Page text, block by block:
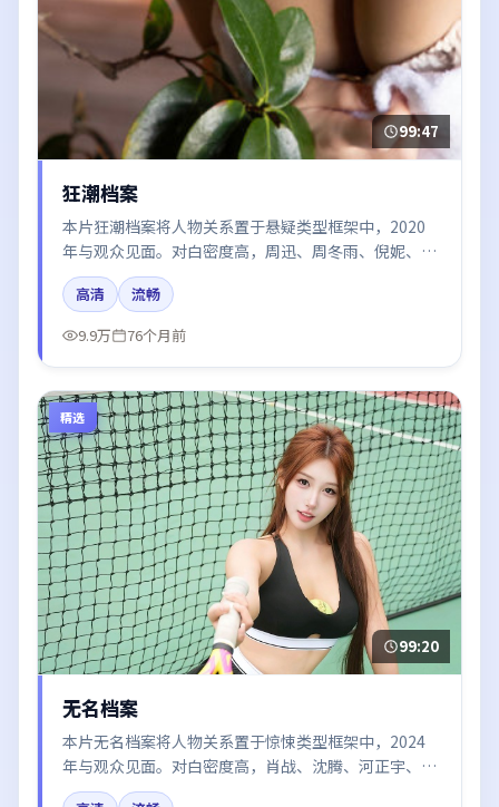
99:47
狂潮档案
本片狂潮档案将人物关系置于悬疑类型框架中，2020
年与观众见面。对白密度高，周迅、周冬雨、倪妮、汤
唯、王凯的台词节奏值得关注；整体气质偏日本都市与
冷色调摄影。
高清
流畅
9.9万
76个月前
精选
99:20
无名档案
本片无名档案将人物关系置于惊悚类型框架中，2024
年与观众见面。对白密度高，肖战、沈腾、河正宇、谭
卓的台词节奏值得关注；整体气质偏法国都市与冷色调